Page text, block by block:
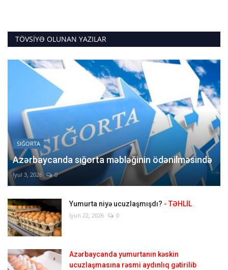
TÖVSIYƏ OLUNAN YAZILAR
SIĞORTA
Azərbaycanda sığorta məbləğinin ödənilməsində
İyul 3, 2026 0
Yumurta niyə ucuzlaşmışdı? - TƏHLİL
İyun 22, 2026 0
Azərbaycanda yumurtanın kəskin
ucuzlaşmasına rəsmi aydınlıq gətirilib